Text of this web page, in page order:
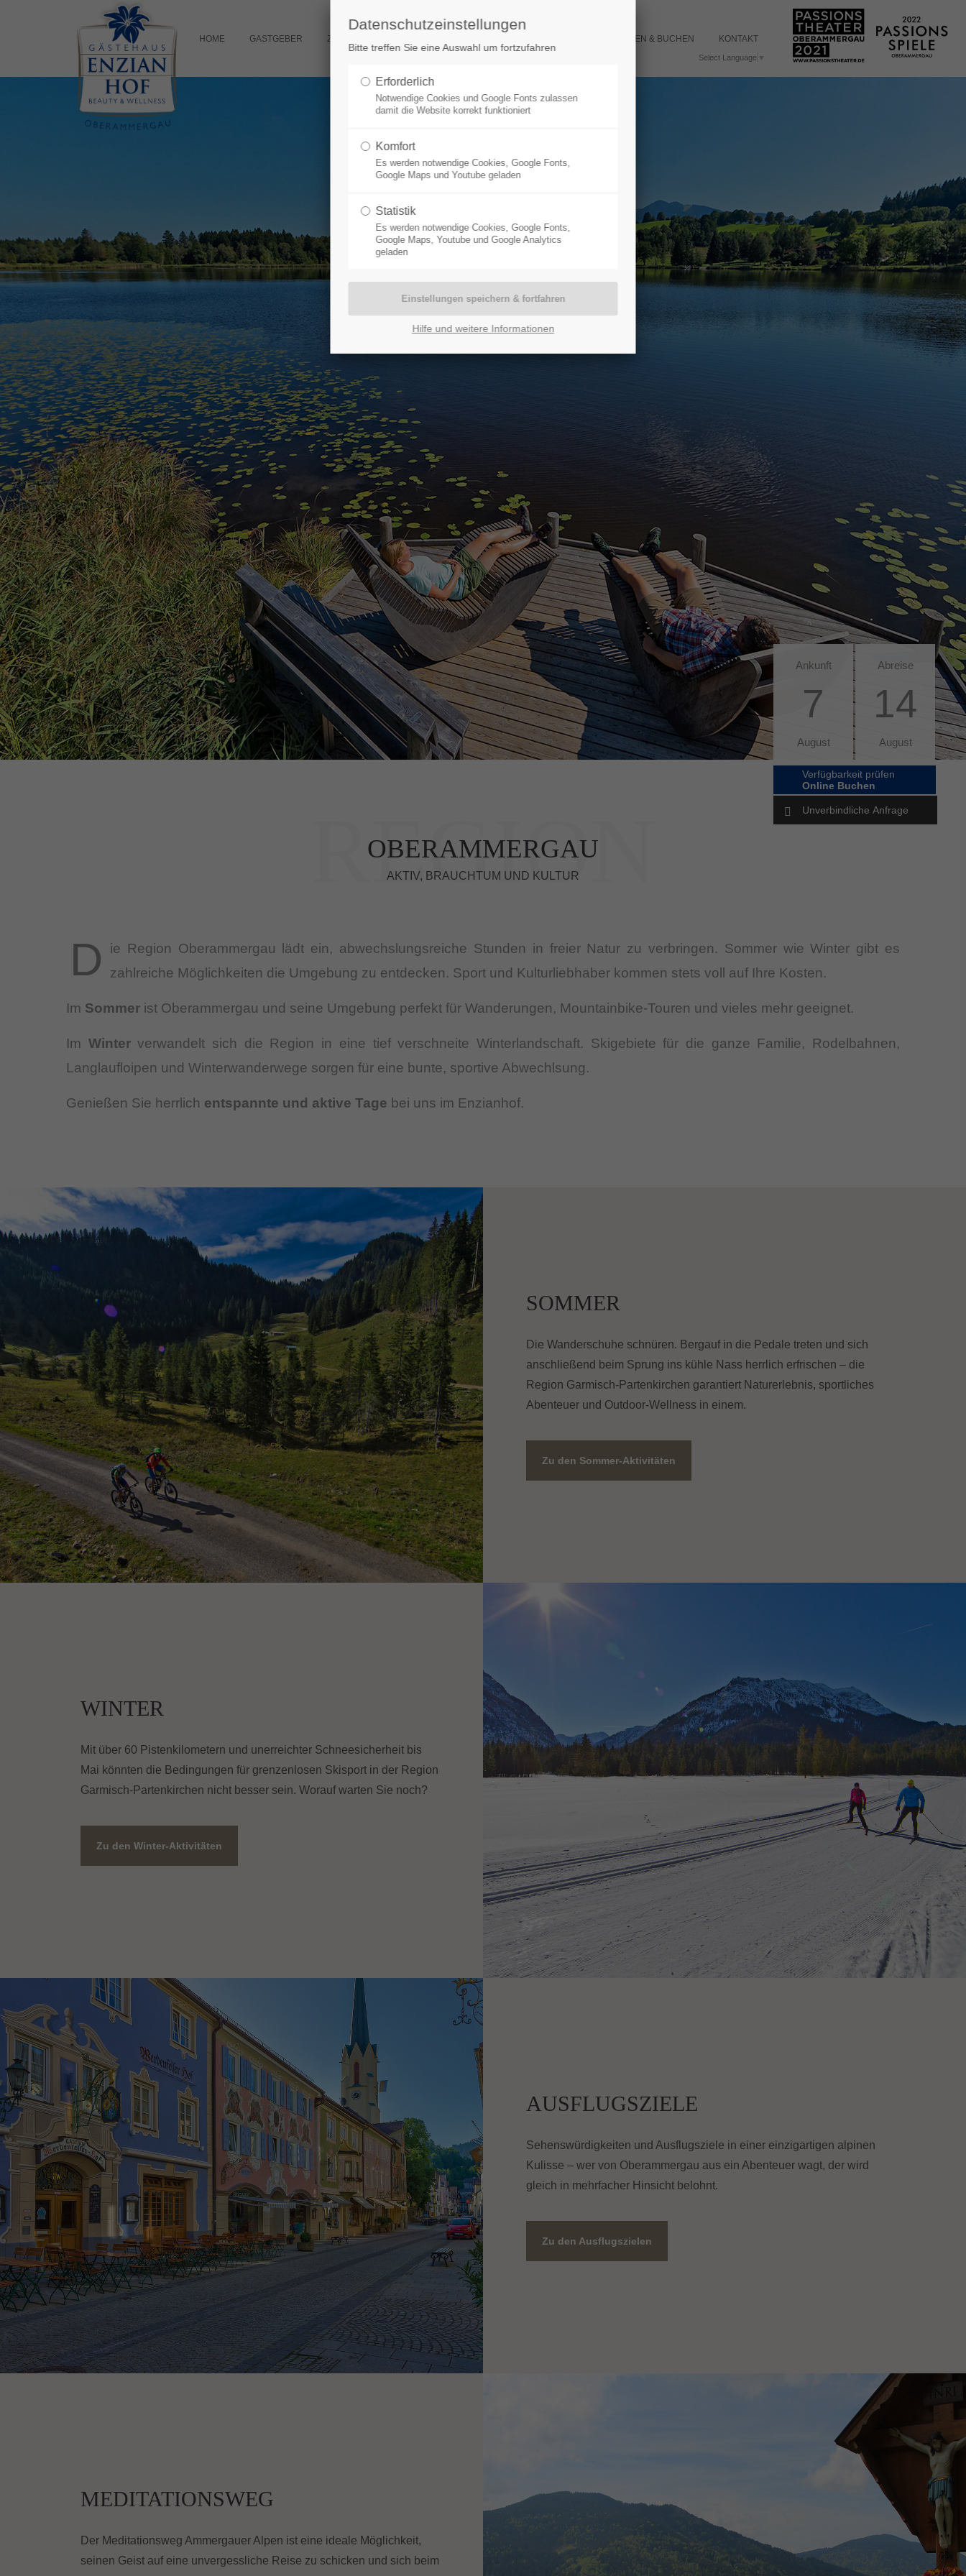
Select Language ▼
HOME GASTGEBER ZIMMER & PREISE ANFRAGEN & BUCHEN KONTAKT
REGION
OBERAMMERGAU
AKTIV, BRAUCHTUM UND KULTUR
D
ie Region Oberammergau lädt ein, abwechslungsreiche Stunden in freier Natur zu verbringen. Sommer wie Winter gibt es
zahlreiche Möglichkeiten die Umgebung zu entdecken. Sport und Kulturliebhaber kommen stets voll auf Ihre Kosten.
Im Sommer ist Oberammergau und seine Umgebung perfekt für Wanderungen, Mountainbike-Touren und vieles mehr geeignet.
Im Winterverwandelt sich die Region in eine tief verschneite Winterlandschaft. Skigebiete für die ganze Familie, Rodelbahnen,
Langlaufloipen und Winterwanderwege sorgen für eine bunte, sportive Abwechlsung.
Genießen Sie herrlich entspannte und aktive Tage bei uns im Enzianhof.
SOMMER
Die Wanderschuhe schnüren. Bergauf in die Pedale treten und sich
anschließend beim Sprung ins kühle Nass herrlich erfrischen – die
Region Garmisch-Partenkirchen garantiert Naturerlebnis, sportliches
Abenteuer und Outdoor-Wellness in einem.
Zu den Sommer-Aktivitäten
WINTER
Mit über 60 Pistenkilometern und unerreichter Schneesicherheit bis
Mai könnten die Bedingungen für grenzenlosen Skisport in der Region
Garmisch-Partenkirchen nicht besser sein. Worauf warten Sie noch?
Zu den Winter-Aktivitäten
AUSFLUGSZIELE
Sehenswürdigkeiten und Ausflugsziele in einer einzigartigen alpinen
Kulisse – wer von Oberammergau aus ein Abenteuer wagt, der wird
gleich in mehrfacher Hinsicht belohnt.
Zu den Ausflugszielen
MEDITATIONSWEG
Der Meditationsweg Ammergauer Alpen ist eine ideale Möglichkeit,
seinen Geist auf eine unvergessliche Reise zu schicken und sich beim
Ankunft
7
August
Abreise
14
August
Datenschutzeinstellungen
Bitte treffen Sie eine Auswahl um fortzufahren
Erforderlich
Notwendige Cookies und Google Fonts zulassen
damit die Website korrekt funktioniert
Komfort
Es werden notwendige Cookies, Google Fonts,
Google Maps und Youtube geladen
Statistik
Es werden notwendige Cookies, Google Fonts,
Google Maps, Youtube und Google Analytics
geladen
Hilfe und weitere Informationen